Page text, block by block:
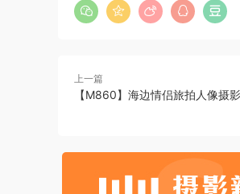
上一篇
【M860】海边情侣旅拍人像摄